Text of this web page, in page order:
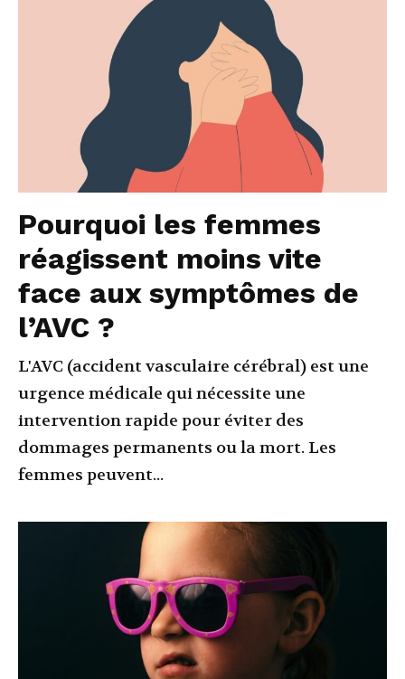
Pourquoi les femmes
réagissent moins vite
face aux symptômes de
l’AVC ?
L'AVC (accident vasculaire cérébral) est une
urgence médicale qui nécessite une
intervention rapide pour éviter des
dommages permanents ou la mort. Les
femmes peuvent...